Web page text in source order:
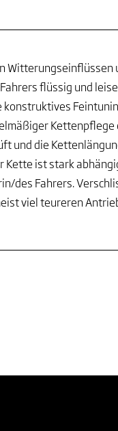
flüssig und
und die
Kette ist stark
des Fahrers.
viel teureren